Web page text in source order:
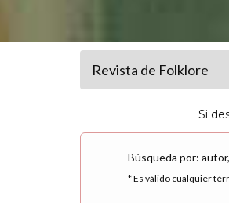
Revista de Folklore
Si
Búsqueda por:
* Es válido cualquier